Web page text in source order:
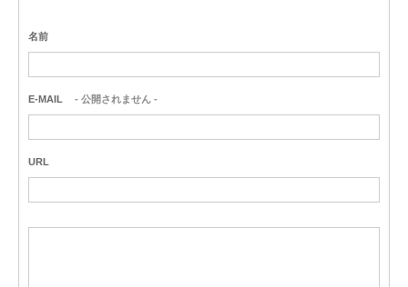
名前
E-MAIL - 公開されません -
URL